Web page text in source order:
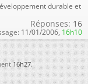
durable et
Réponses: 16
11/01/2006, 16h10
16h27.